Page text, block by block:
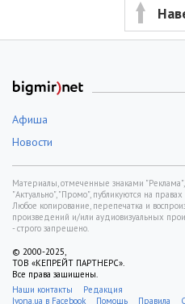
Афиша
Новости
Материалы, отмеченные знаками
"Актуально", "Промо", публикуются на
Любое копирование, перепечатка и
произведений и/или аудиовизуальных
- строго запрещено.
© 2000-2025,
ТОВ «КЕПРЕЙТ ПАРТНЕРС».
Все права защищены.
Наши контакты
Редакция
Ivona.ua в Facebook
Помощь Правила